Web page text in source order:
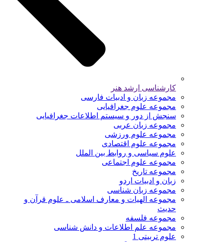
کارشناسی ارشد هنر
مجموعه زبان و ادبیات فارسی
مجموعه علوم جغرافیایی
سنجش از دور و سیستم اطلاعات جغرافیایی
مجموعه زبان عربی
مجموعه علوم ورزشی
مجموعه علوم اقتصادی
علوم سیاسی و روابط بین الملل
مجموعه علوم اجتماعی
مجموعه تاریخ
زبان و ادبیات اردو
مجموعه زبان شناسی
مجموعه الهیات و معارف اسلامی ـ علوم قرآن و
حدیث
مجموعه فلسفه
مجموعه علم اطلاعات و دانش شناسی
علوم تربیتی 1